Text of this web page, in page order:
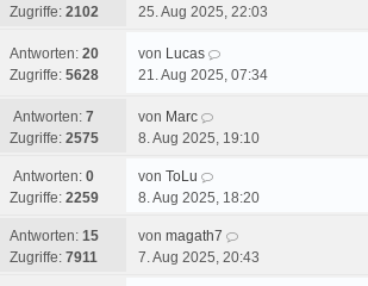
Zugriffe: 2102
25. Aug 2025, 22:03
Antworten: 20
Zugriffe: 5628
von Lucas
21. Aug 2025, 07:34
Antworten: 7
Zugriffe: 2575
von Marc
8. Aug 2025, 19:10
Antworten: 0
Zugriffe: 2259
von ToLu
8. Aug 2025, 18:20
Antworten: 15
Zugriffe: 7911
von magath7
7. Aug 2025, 20:43